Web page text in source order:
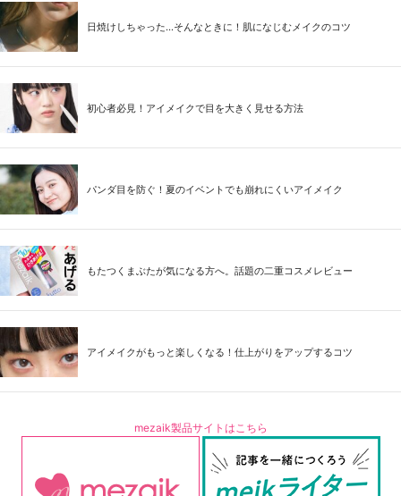
日焼けしちゃった...そんなときに！肌になじむメイクのコツ
初心者必見！アイメイクで目を大きく見せる方法
パンダ目を防ぐ！夏のイベントでも崩れにくいアイメイク
もたつくまぶたが気になる方へ。話題の二重コスメレビュー
アイメイクがもっと楽しくなる！仕上がりをアップするコツ
mezaik製品サイトはこちら